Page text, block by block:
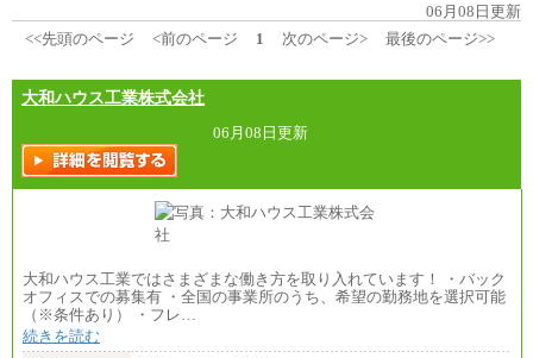
06月08日更新
<<先頭のページ
<前のページ 1 次のページ> 最後のページ>>
大和ハウス工業株式会社
06月08日更新
大和ハウス工業ではさまざまな働き方を取り入れています！ ・バック
オフィスでの募集有 ・全国の事業所のうち、希望の勤務地を選択可能
（※条件あり） ・フレ…
続きを読む